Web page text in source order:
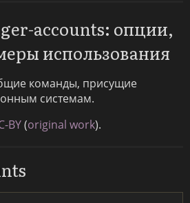
accounts: опции,
использования
команды, присущие
системам.
BY(original work).